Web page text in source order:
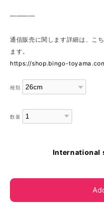
————
通信販売に関します詳細は、こ
ます。
https://shop.bingo-
種類
数量
International